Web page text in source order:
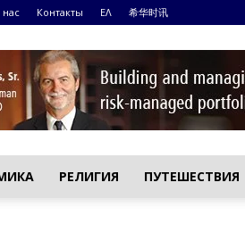
Контакты ΕΛ 希华时讯
РЕЛИГИЯ ПУТЕШЕСТВИЯ